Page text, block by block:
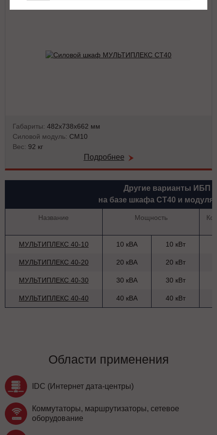
Габариты: 482х738х662 мм
Силовой модуль: СМ10
Вес: 92 кг
Подробнее
Другие варианты ИБП
на базе шкафа СТ40 и модуля
Название Мощность
МУЛЬТИПЛЕКС 40-10 10 кВА 10 кВт
МУЛЬТИПЛЕКС 40-20 20 кВА 20 кВт
МУЛЬТИПЛЕКС 40-30 30 кВА 30 кВт
МУЛЬТИПЛЕКС 40-40 40 кВА 40 кВт
Области применения
IDC (Интернет дата-центры)
Коммутаторы, маршрутизаторы, сетевое
оборудование